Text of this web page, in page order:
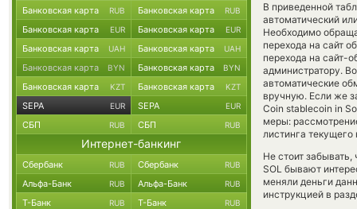
В приведенной
автоматический
Необходимо
перехода на сайт
перехода на сайт-
администратору.
автоматические
вручную. Если же
Coin stablecoin in
меры:
листинга текущего
Не стоит
SOL бывают
меняли деньги
инструкцией в
Банковская карта RUB Банковская карта RUB
Банковская карта EUR Банковская карта EUR
Банковская карта UAH Банковская карта UAH
Банковская карта BYN Банковская карта BYN
Банковская карта KZT Банковская карта KZT
SEPA EUR SEPA EUR
СБП RUB СБП RUB
Интернет-банкинг
Сбербанк RUB Сбербанк RUB
Альфа-Банк RUB Альфа-Банк RUB
Т-Банк RUB Т-Банк RUB